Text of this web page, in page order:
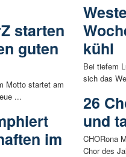
starten
guten
Motto startet am
...
im
kühl
Bei tiefem
sich das
26
und
CHORona
Chor des